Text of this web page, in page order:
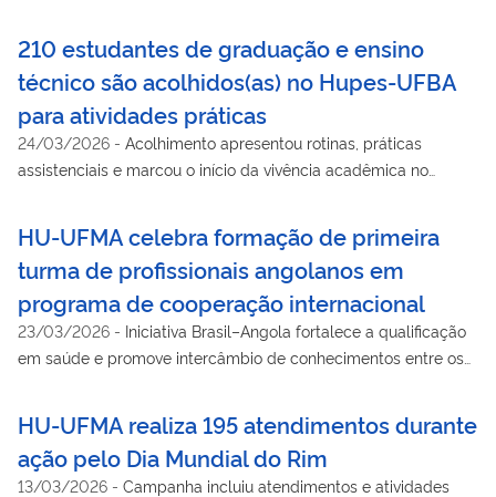
210 estudantes de graduação e ensino
técnico são acolhidos(as) no Hupes-UFBA
para atividades práticas
24/03/2026 - Acolhimento apresentou rotinas, práticas
assistenciais e marcou o início da vivência acadêmica no
HU-UFMA celebra formação de primeira
turma de profissionais angolanos em
programa de cooperação internacional
23/03/2026 - Iniciativa Brasil–Angola fortalece a qualificação
em saúde e promove intercâmbio de conhecimentos entre os
HU-UFMA realiza 195 atendimentos durante
ação pelo Dia Mundial do Rim
13/03/2026 - Campanha incluiu atendimentos e atividades